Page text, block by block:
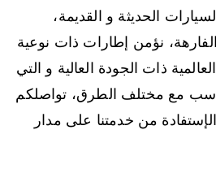
الحديثة و القديمة،
نؤمن إطارات ذات نوعية
ذات الجودة العالية و التي
مع مختلف الطرق، تواصلكم
من خدمتنا على مدار